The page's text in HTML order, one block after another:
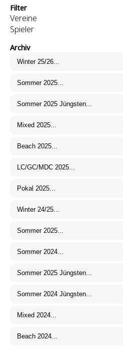
Filter
Vereine
Spieler
Archiv